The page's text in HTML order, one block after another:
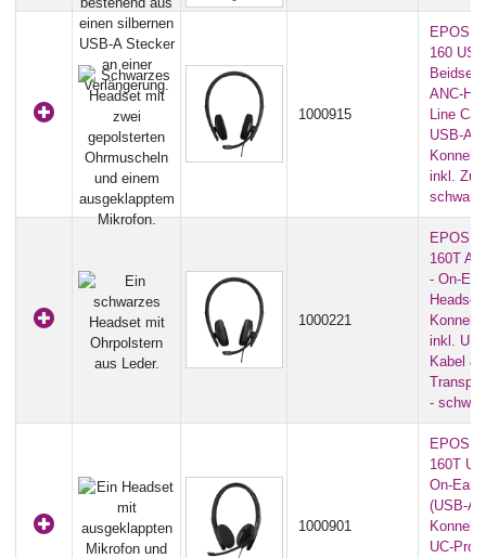
1000915
EPOS
160
ANC-
Line
USB-A
inkl.
schwarz
1000221
EPOS
160T
- On-Ear
inkl.
Kabel &
-
1000901
EPOS
160T
On-Ear
(USB-A
UC-